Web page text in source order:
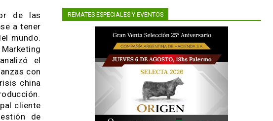
y la faena
del valor de las
pese a tener
valor del mundo.
de Marketing
analizó el
REMATES ESPECIALES Y EVENTOS